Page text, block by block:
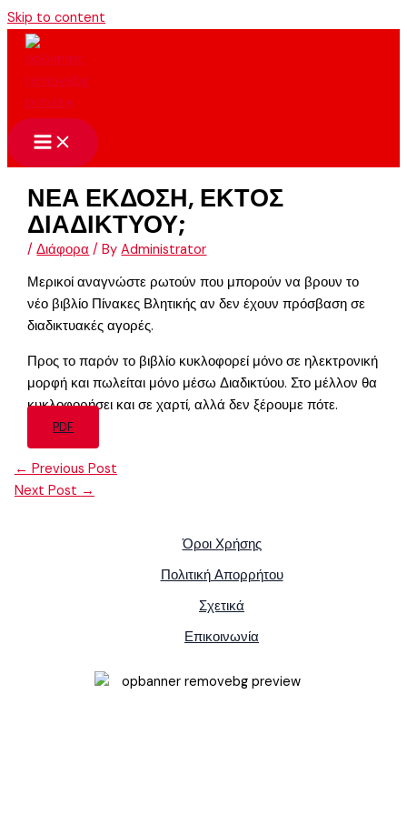
Skip to content
ΝΕΑ ΕΚΔΟΣΗ, ΕΚΤΟΣ
ΔΙΑΔΙΚΤΥΟΥ;
/Διάφορα / ByAdministrator
Μερικοί αναγνώστε ρωτούν που μπορούν να βρουν το
νέο βιβλίο Πίνακες Βλητικής αν δεν έχουν πρόσβαση σε
διαδικτυακές αγορές.
Προς το παρόν το βιβλίο κυκλοφορεί μόνο σε ηλεκτρονική
μορφή και πωλείται μόνο μέσω Διαδικτύου. Στο μέλλον θα
κυκλοφορήσει και σε χαρτί, αλλά δεν ξέρουμε πότε.
PDF
← Previous Post
Next Post →
Όροι Χρήσης
Πολιτική Απορρήτου
Σχετικά
Επικοινωνία